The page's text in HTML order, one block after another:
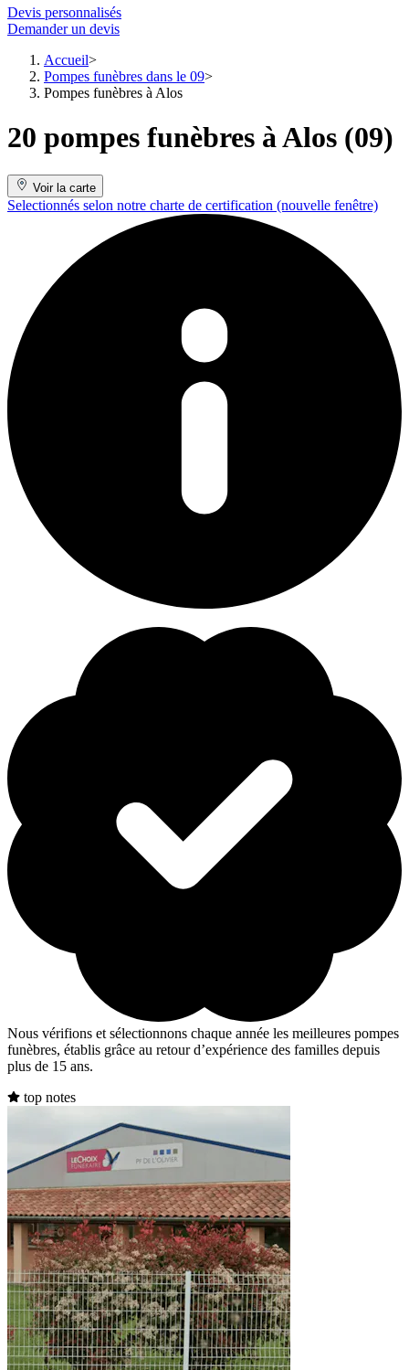
Devis personnalisés
Demander un devis
Accueil
Pompes funèbres dans le 09
Pompes funèbres à Alos
20 pompes funèbres à Alos (09)
Voir la carte
Selectionnés selon notre charte de certification (nouvelle fenêtre)
Nous vérifions et sélectionnons chaque année les meilleures pompes
funèbres, établis grâce au retour d’expérience des familles depuis
plus de 15 ans.
top notes